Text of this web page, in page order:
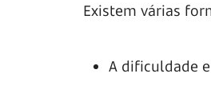
Existem várias
A dificuldade